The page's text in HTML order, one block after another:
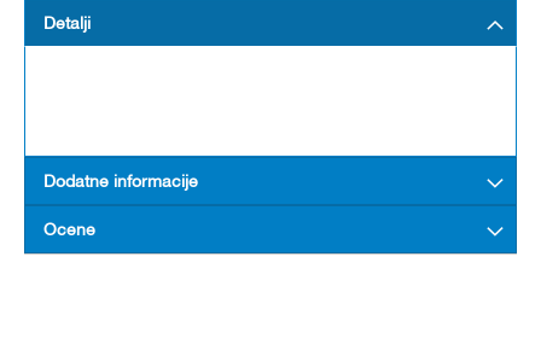
Detalji
Dodatne informacije
Ocene